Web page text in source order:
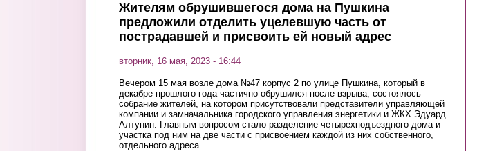
Жителям обрушившегося дома на Пушкина
предложили отделить уцелевшую часть от
пострадавшей и присвоить ей новый адрес
вторник, 16 мая, 2023 - 16:44
Вечером 15 мая возле дома №47 корпус 2 по улице Пушкина, который в
декабре прошлого года частично обрушился после взрыва, состоялось
собрание жителей, на котором присутствовали представители управляющей
компании и замначальника городского управления энергетики и ЖКХ Эдуард
Алтунин. Главным вопросом стало разделение четырехподъездного дома и
участка под ним на две части с присвоением каждой из них собственного,
отдельного адреса.